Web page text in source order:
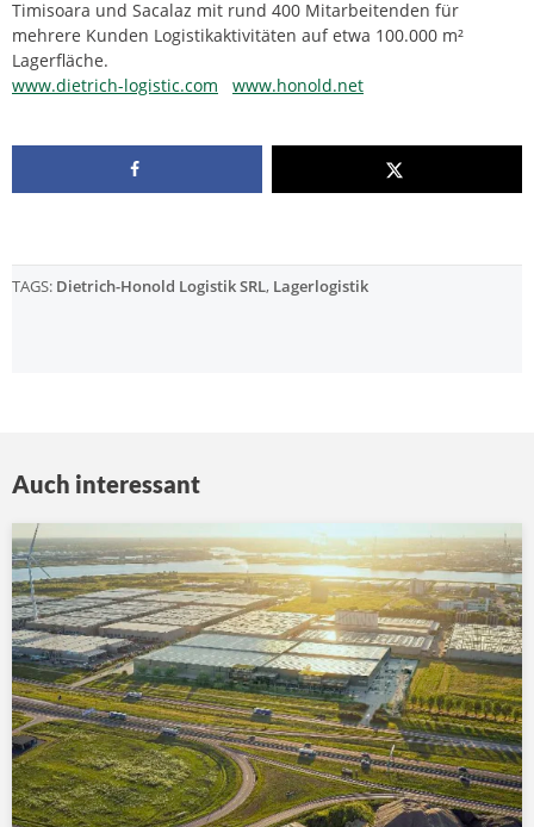
Timisoara und Sacalaz mit rund 400 Mitarbeitenden für
mehrere Kunden Logistikaktivitäten auf etwa 100.000 m²
Lagerfläche.
www.dietrich-logistic.com
www.honold.net
TAGS: Dietrich-Honold Logistik SRL, Lagerlogistik
Auch interessant